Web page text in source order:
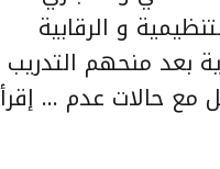
و الرقابية
بعد منحهم التدريب
مع حالات عدم … إقرأ